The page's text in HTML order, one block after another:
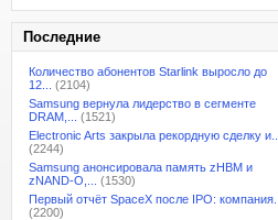
Последние
Количество абонентов Starlink выросло до
12...
(2104)
Samsung вернула лидерство в сегменте
DRAM,...
(1521)
Electronic Arts закрыла рекордную сделку и...
(2244)
Samsung анонсировала память zHBM и
zNAND-O,...
(1530)
Первый отчёт SpaceX после IPO: компания...
(2200)